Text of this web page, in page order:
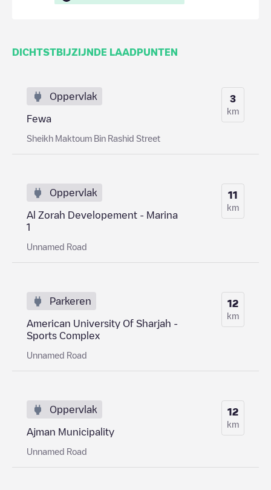
DICHTSTBIJZIJNDE LAADPUNTEN
Oppervlak
Fewa
Sheikh Maktoum Bin Rashid Street
3
km
Oppervlak
Al Zorah Developement - Marina
1
Unnamed Road
11
km
Parkeren
American University Of Sharjah -
Sports Complex
Unnamed Road
12
km
Oppervlak
Ajman Municipality
Unnamed Road
12
km